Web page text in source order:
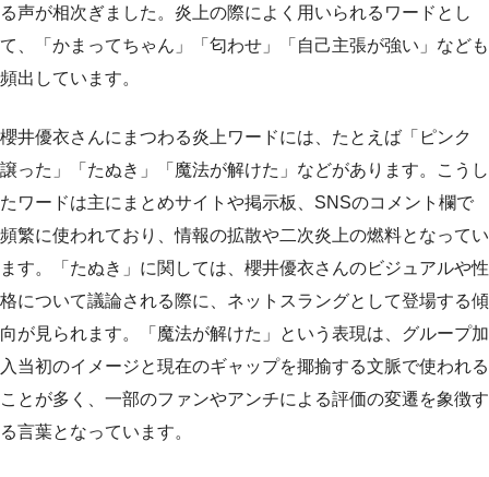
る声が相次ぎました。炎上の際によく用いられるワードとし
て、「かまってちゃん」「匂わせ」「自己主張が強い」なども
頻出しています。
櫻井優衣さんにまつわる炎上ワードには、たとえば「ピンク
譲った」「たぬき」「魔法が解けた」などがあります。こうし
たワードは主にまとめサイトや掲示板、SNSのコメント欄で
頻繁に使われており、情報の拡散や二次炎上の燃料となってい
ます。「たぬき」に関しては、櫻井優衣さんのビジュアルや性
格について議論される際に、ネットスラングとして登場する傾
向が見られます。「魔法が解けた」という表現は、グループ加
入当初のイメージと現在のギャップを揶揄する文脈で使われる
ことが多く、一部のファンやアンチによる評価の変遷を象徴す
る言葉となっています。